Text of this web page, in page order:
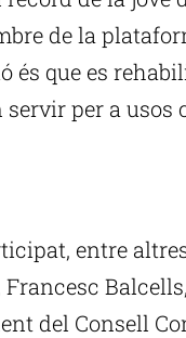
de la
és que es
per a
entre
del Consell